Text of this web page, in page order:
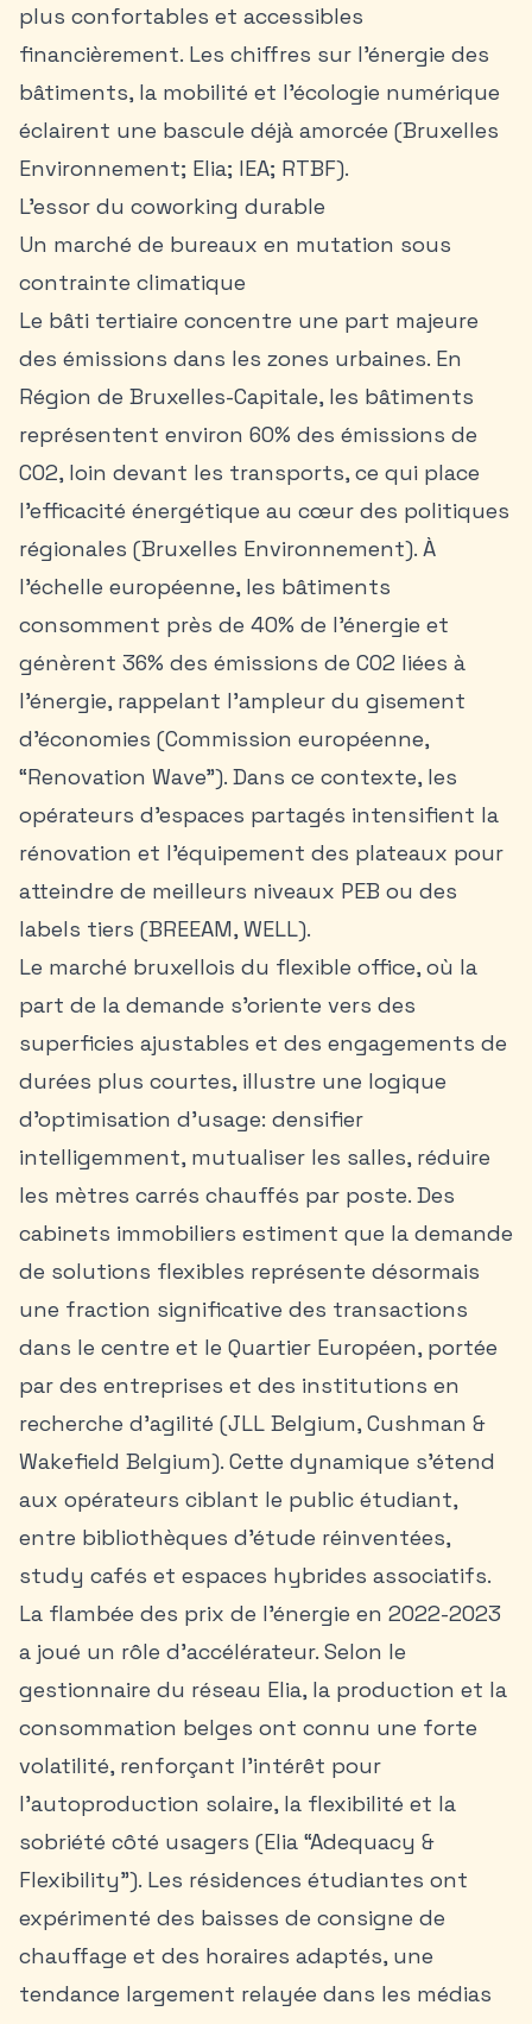
plus confortables et accessibles
financièrement. Les chiffres sur l’énergie des
bâtiments, la mobilité et l’écologie numérique
éclairent une bascule déjà amorcée (Bruxelles
Environnement; Elia; IEA; RTBF).
L’essor du coworking durable
Un marché de bureaux en mutation sous
contrainte climatique
Le bâti tertiaire concentre une part majeure
des émissions dans les zones urbaines. En
Région de Bruxelles-Capitale, les bâtiments
représentent environ 60% des émissions de
CO2, loin devant les transports, ce qui place
l’efficacité énergétique au cœur des politiques
régionales (Bruxelles Environnement). À
l’échelle européenne, les bâtiments
consomment près de 40% de l’énergie et
génèrent 36% des émissions de CO2 liées à
l’énergie, rappelant l’ampleur du gisement
d’économies (Commission européenne,
“Renovation Wave”). Dans ce contexte, les
opérateurs d’espaces partagés intensifient la
rénovation et l’équipement des plateaux pour
atteindre de meilleurs niveaux PEB ou des
labels tiers (BREEAM, WELL).
Le marché bruxellois du flexible office, où la
part de la demande s’oriente vers des
superficies ajustables et des engagements de
durées plus courtes, illustre une logique
d’optimisation d’usage: densifier
intelligemment, mutualiser les salles, réduire
les mètres carrés chauffés par poste. Des
cabinets immobiliers estiment que la demande
de solutions flexibles représente désormais
une fraction significative des transactions
dans le centre et le Quartier Européen, portée
par des entreprises et des institutions en
recherche d’agilité (JLL Belgium, Cushman &
Wakefield Belgium). Cette dynamique s’étend
aux opérateurs ciblant le public étudiant,
entre bibliothèques d’étude réinventées,
study cafés et espaces hybrides associatifs.
La flambée des prix de l’énergie en 2022-2023
a joué un rôle d’accélérateur. Selon le
gestionnaire du réseau Elia, la production et la
consommation belges ont connu une forte
volatilité, renforçant l’intérêt pour
l’autoproduction solaire, la flexibilité et la
sobriété côté usagers (Elia “Adequacy &
Flexibility”). Les résidences étudiantes ont
expérimenté des baisses de consigne de
chauffage et des horaires adaptés, une
tendance largement relayée dans les médias